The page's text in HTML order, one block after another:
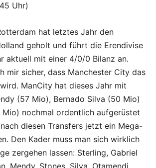
Uhr)
hat letztes Jahr den
geholt und führt die Erendivise
aktuell mit einer 4/0/0 Bilanz an.
mir sicher, dass Manchester City das
ManCity hat dieses Jahr mit
(57 Mio), Bernado Silva (50 Mio)
Mio) nochmal ordentlich aufgerüstet
diesen Transfers jetzt ein Mega-
Den Kader muss man sich wirklich
zergehen lassen: Sterling, Gabriel
Mendy, Stones, Silva, Otamendi,